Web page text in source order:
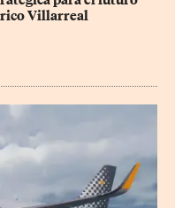
Villarreal